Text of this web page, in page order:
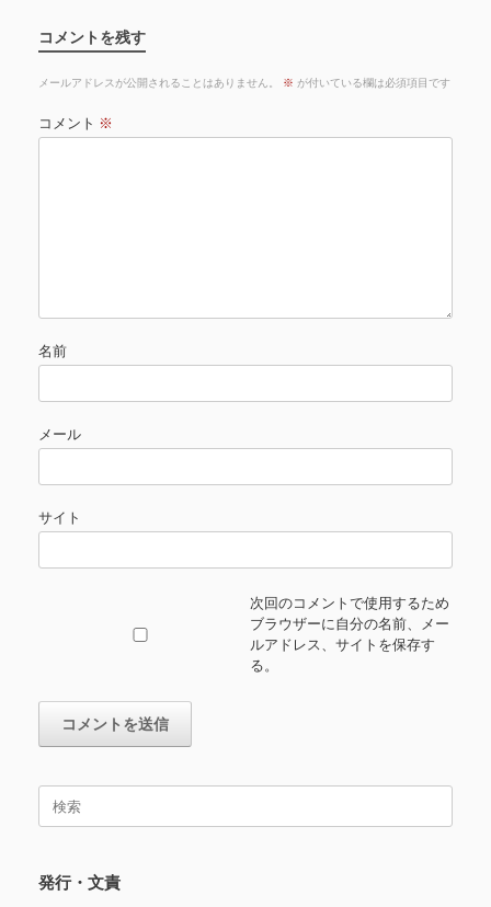
コメントを残す
メールアドレスが公開されることはありません。 ※ が付いている欄は必須項目です
コメント ※
名前
メール
サイト
次回のコメントで使用するため
ブラウザーに自分の名前、メー
ルアドレス、サイトを保存す
る。
検
発行・文責